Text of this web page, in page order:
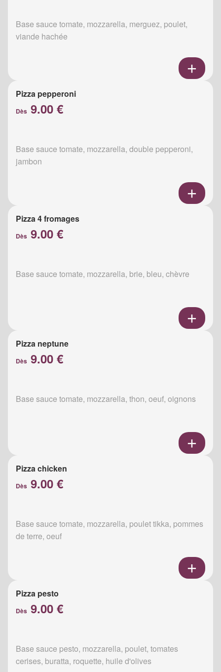
Base sauce tomate, mozzarella, merguez, poulet,
viande hachée
Pizza pepperoni
Dès 9.00 €
Base sauce tomate, mozzarella, double pepperoni,
jambon
Pizza 4 fromages
Dès 9.00 €
Base sauce tomate, mozzarella, brie, bleu, chèvre
Pizza neptune
Dès 9.00 €
Base sauce tomate, mozzarella, thon, oeuf, oignons
Pizza chicken
Dès 9.00 €
Base sauce tomate, mozzarella, poulet tikka, pommes
de terre, oeuf
Pizza pesto
Dès 9.00 €
Base sauce pesto, mozzarella, poulet, tomates
cerises, buratta, roquette, huile d'olives